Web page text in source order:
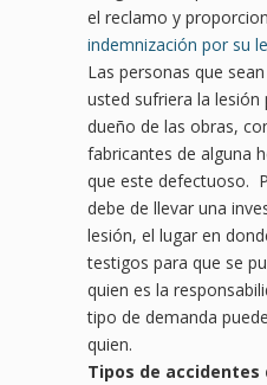
el reclamo y
indemnización por su
Las personas que
usted sufriera la
dueño de las obras,
fabricantes de alguna
que este defectuoso.
debe de llevar una
lesión, el lugar en
testigos para que se
quien es la
tipo de demanda
quien.
Tipos de